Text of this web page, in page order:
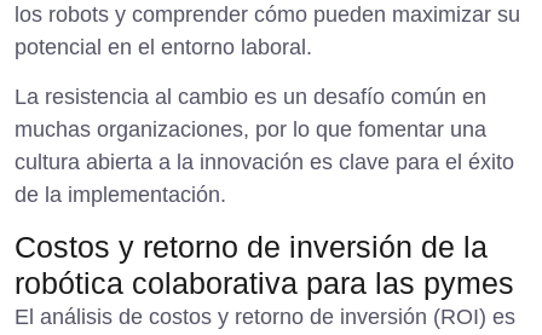
los robots y comprender cómo pueden maximizar su
potencial en el entorno laboral.
La resistencia al cambio es un desafío común en
muchas organizaciones, por lo que fomentar una
cultura abierta a la innovación es clave para el éxito
de la implementación.
Costos y retorno de inversión de la
robótica colaborativa para las pymes
El análisis de costos y retorno de inversión (ROI) es